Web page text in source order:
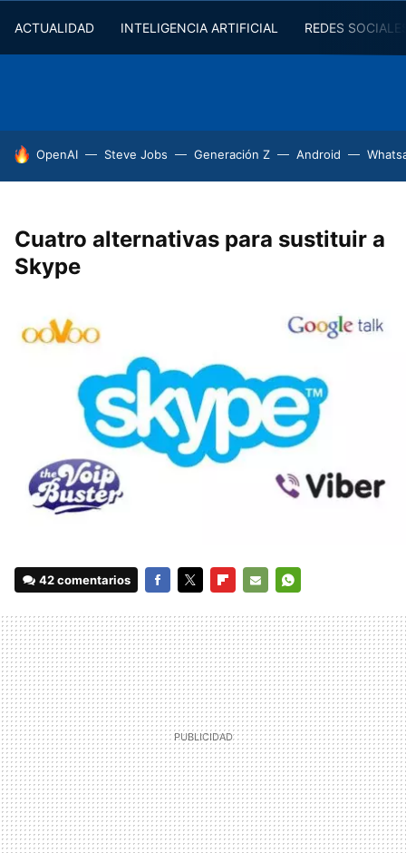
ACTUALIDAD INTELIGENCIA ARTIFICIAL REDES
HOY SE HABLA DE
OpenAI Steve Jobs Generación Z Android
Cuatro alternativas para sustituir a
Skype
42 comentarios
MAIL